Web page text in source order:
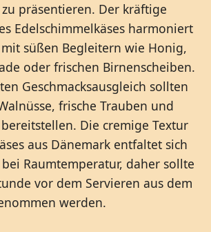
präsentieren. Der kräftige
Edelschimmelkäses harmoniert
süßen Begleitern wie Honig,
oder frischen Birnenscheiben.
Geschmacksausgleich sollten
frische Trauben und
Die cremige Textur
aus Dänemark entfaltet sich
Raumtemperatur, daher sollte
vor dem Servieren aus dem
werden.